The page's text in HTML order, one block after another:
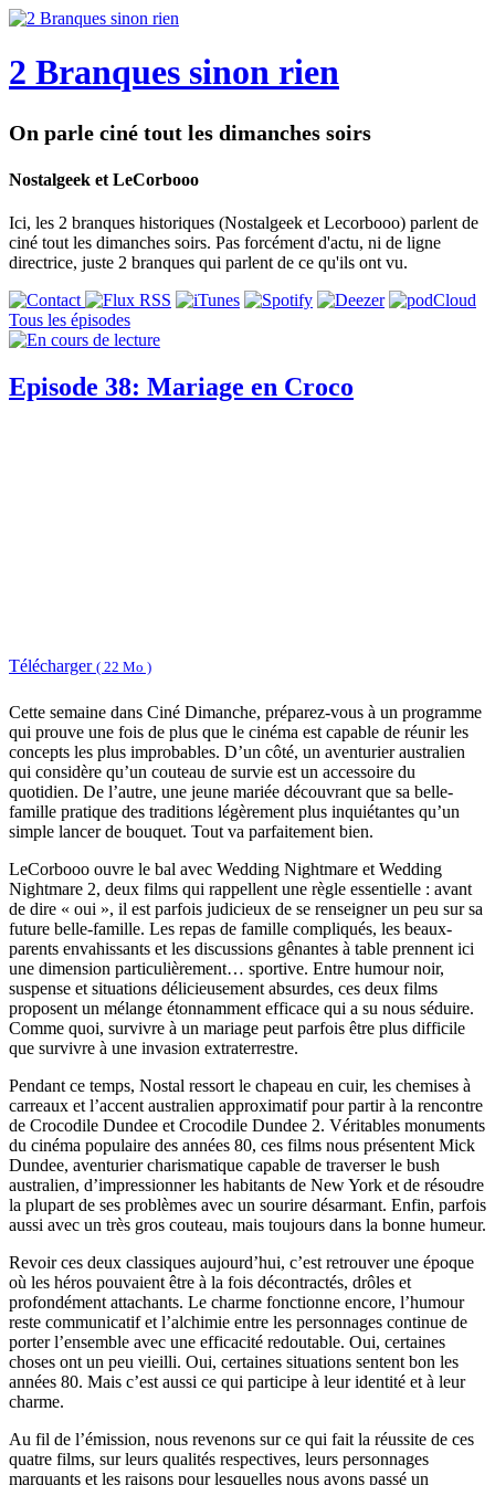
2 Branques sinon rien
On parle ciné tout les dimanches soirs
Nostalgeek et LeCorbooo
Ici, les 2 branques historiques (Nostalgeek et Lecorbooo) parlent de
ciné tout les dimanches soirs. Pas forcément d'actu, ni de ligne
directrice, juste 2 branques qui parlent de ce qu'ils ont vu.
Tous les épisodes
Episode 38: Mariage en Croco
Télécharger ( 22 Mo )
Cette semaine dans Ciné Dimanche, préparez-vous à un programme
qui prouve une fois de plus que le cinéma est capable de réunir les
concepts les plus improbables. D’un côté, un aventurier australien
qui considère qu’un couteau de survie est un accessoire du
quotidien. De l’autre, une jeune mariée découvrant que sa belle-
famille pratique des traditions légèrement plus inquiétantes qu’un
simple lancer de bouquet. Tout va parfaitement bien.
LeCorbooo ouvre le bal avec Wedding Nightmare et Wedding
Nightmare 2, deux films qui rappellent une règle essentielle : avant
de dire « oui », il est parfois judicieux de se renseigner un peu sur sa
future belle-famille. Les repas de famille compliqués, les beaux-
parents envahissants et les discussions gênantes à table prennent ici
une dimension particulièrement… sportive. Entre humour noir,
suspense et situations délicieusement absurdes, ces deux films
proposent un mélange étonnamment efficace qui a su nous séduire.
Comme quoi, survivre à un mariage peut parfois être plus difficile
que survivre à une invasion extraterrestre.
Pendant ce temps, Nostal ressort le chapeau en cuir, les chemises à
carreaux et l’accent australien approximatif pour partir à la rencontre
de Crocodile Dundee et Crocodile Dundee 2. Véritables monuments
du cinéma populaire des années 80, ces films nous présentent Mick
Dundee, aventurier charismatique capable de traverser le bush
australien, d’impressionner les habitants de New York et de résoudre
la plupart de ses problèmes avec un sourire désarmant. Enfin, parfois
aussi avec un très gros couteau, mais toujours dans la bonne humeur.
Revoir ces deux classiques aujourd’hui, c’est retrouver une époque
où les héros pouvaient être à la fois décontractés, drôles et
profondément attachants. Le charme fonctionne encore, l’humour
reste communicatif et l’alchimie entre les personnages continue de
porter l’ensemble avec une efficacité redoutable. Oui, certaines
choses ont un peu vieilli. Oui, certaines situations sentent bon les
années 80. Mais c’est aussi ce qui participe à leur identité et à leur
charme.
Au fil de l’émission, nous revenons sur ce qui fait la réussite de ces
quatre films, sur leurs qualités respectives, leurs personnages
marquants et les raisons pour lesquelles nous avons passé un